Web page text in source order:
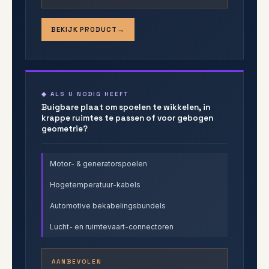
BEKIJK PRODUCT
◆ ALS U NODIG HEEFT
Buigbare plaat om spoelen te wikkelen, in
krappe ruimtes te passen of voor gebogen
geometrie?
Motor- & generatorspoelen
Hogetemperatuur-kabels
Automotive bekabelingsbundels
Lucht- en ruimtevaart-connectoren
AANBEVOLEN